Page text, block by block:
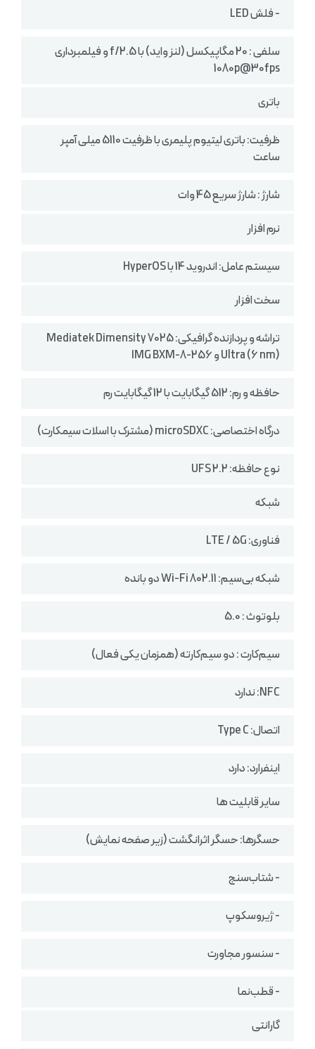
- فلش LED
سلفی : 20 مگاپیکسل (لنز واید) با f/2.5 و فیلمبرداری
1080p@30fps
باتری
ظرفیت: باتری لیتیوم پلیمری با ظرفیت 5110 میلی آمپر
ساعت
شارژ : شارژ سریع 45 وات
نرم افزار
سیستم ‌عامل: اندروید 14 با HyperOS
سخت افزار
تراشه و پردازنده گرافیکی: Mediatek Dimensity 7025
Ultra (6 nm) و IMG BXM-8-256
حافظه و رم: 512 گیگابایت با 12 گیگابایت رم
درگاه اختصاصی: microSDXC (مشترک با اسلات سیمکارت)
نوع حافظه: UFS 2.2
شبکه
فناوری: LTE / 5G
شبکه بی‌سیم: Wi-Fi 802.11 دو بانده
بلوتوث : 5.0
سیم‌کارت : دو سیم‌کارته (همزمان یکی فعال)
NFC: ندارد
اتصال: Type C
اینفرارد: دارد
سایر قابلیت ها
حسگرها: حسگر اثرانگشت (زیر صفحه نمایش)
- شتاب‌سنج
- ژیروسکوپ
- سنسور مجاورت
- قطب‌نما
گارانتی